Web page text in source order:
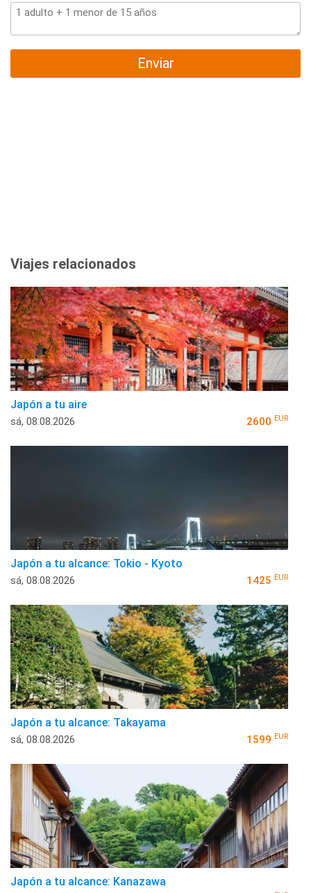
Enviar
Viajes relacionados
Japón a tu aire
sá, 08.08.2026 2600 EUR
Japón a tu alcance: Tokio - Kyoto
sá, 08.08.2026 1425 EUR
Japón a tu alcance: Takayama
sá, 08.08.2026 1599 EUR
Japón a tu alcance: Kanazawa